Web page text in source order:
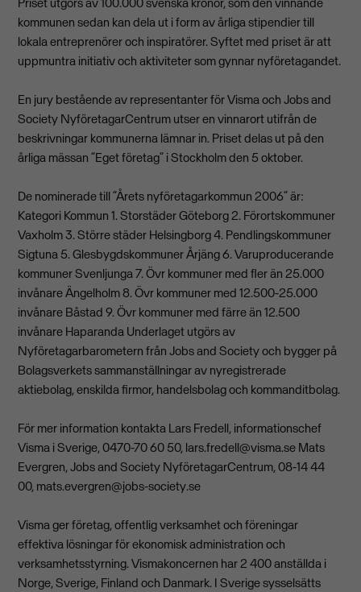
kommunen sedan kan dela ut i form av årliga stipendier till
lokala entreprenörer och inspiratörer. Syftet med priset är att
uppmuntra initiativ och aktiviteter som gynnar nyföretagandet.
En jury bestående av representanter för Visma och Jobs and
Society NyföretagarCentrum utser en vinnarort utifrån de
beskrivningar kommunerna lämnar in. Priset delas ut på den
årliga mässan ”Eget företag” i Stockholm den 5 oktober.
De nominerade till ”Årets nyföretagarkommun 2006” är:
Kategori Kommun 1. Storstäder Göteborg 2. Förortskommuner
Vaxholm 3. Större städer Helsingborg 4. Pendlingskommuner
Sigtuna 5. Glesbygdskommuner Årjäng 6. Varuproducerande
kommuner Svenljunga 7. Övr kommuner med fler än 25.000
invånare Ängelholm 8. Övr kommuner med 12.500-25.000
invånare Båstad 9. Övr kommuner med färre än 12.500
invånare Haparanda Underlaget utgörs av
Nyföretagarbarometern från Jobs and Society och bygger på
Bolagsverkets sammanställningar av nyregistrerade
aktiebolag, enskilda firmor, handelsbolag och kommanditbolag.
För mer information kontakta Lars Fredell, informationschef
Visma i Sverige, 0470-70 60 50, lars.fredell@visma.se Mats
Evergren, Jobs and Society NyföretagarCentrum, 08-14 44
00, mats.evergren@jobs-society.se
Visma ger företag, offentlig verksamhet och föreningar
effektiva lösningar för ekonomisk administration och
verksamhetsstyrning. Vismakoncernen har 2 400 anställda i
Norge, Sverige, Finland och Danmark. I Sverige sysselsätts